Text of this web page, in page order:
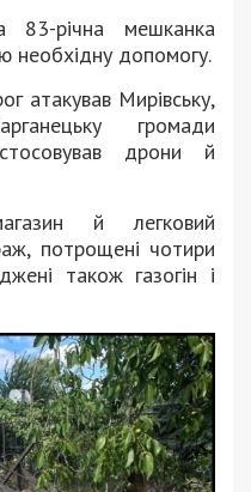
83-річна мешканка
необхідну допомогу.
атакував Мирівську,
громади
дрони й
й легковий
потрощені чотири
також газогін і